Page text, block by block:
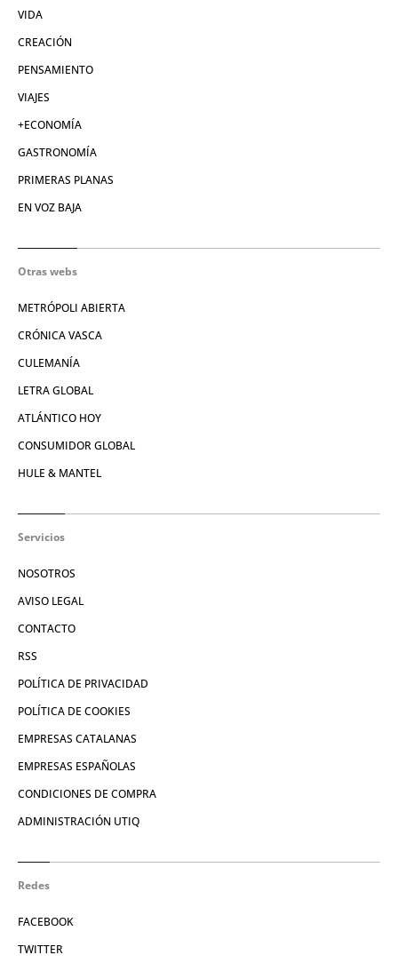
VIDA
CREACIÓN
PENSAMIENTO
VIAJES
+ECONOMÍA
GASTRONOMÍA
PRIMERAS PLANAS
EN VOZ BAJA
Otras webs
METRÓPOLI ABIERTA
CRÓNICA VASCA
CULEMANÍA
LETRA GLOBAL
ATLÁNTICO HOY
CONSUMIDOR GLOBAL
HULE & MANTEL
Servicios
NOSOTROS
AVISO LEGAL
CONTACTO
RSS
POLÍTICA DE PRIVACIDAD
POLÍTICA DE COOKIES
EMPRESAS CATALANAS
EMPRESAS ESPAÑOLAS
CONDICIONES DE COMPRA
ADMINISTRACIÓN UTIQ
Redes
FACEBOOK
TWITTER